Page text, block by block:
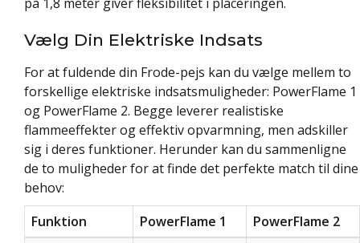
Vælg Din Elektriske Indsats
For at fuldende din Frode-pejs kan du vælge mellem to
forskellige elektriske indsatsmuligheder: PowerFlame 1
og PowerFlame 2. Begge leverer realistiske
flammeeffekter og effektiv opvarmning, men adskiller
sig i deres funktioner. Herunder kan du sammenligne
de to muligheder for at finde det perfekte match til dine
behov:
Funktion
PowerFlame 1
PowerFlame 2